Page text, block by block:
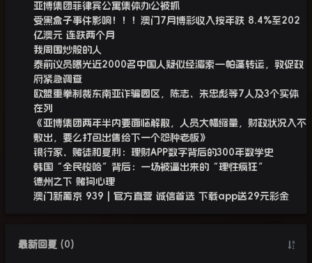
亚博集团菲律宾公寓集体办公被抓
受黑盒子事件影响！！！澳门7月博彩收入按年跌 8.4%至202
亿澳元 连跌两个月
我周围炒股的人
泰前议员曝光近2000名中国人疑似经湄索—帕蓬转运，敦促政
府紧急调查
欧盟重拳制裁东南亚诈骗园区，陈志、朱忠彪等7人及3个实体
在列
《亚博集团两年半内要面临解散，人员大幅缩量，财政状况入不
敷出，要么打包出售给下一个怨种老板》
银行家、赌徒和复利：理财APP数字背后的300年数学史
韩国“全民梭哈”背后：一场被逼出来的“理性疯狂”
德州之下 赌狗心理
澳门新葡京 939 | 官方直营 诚信首选 下载app送29元彩金
最新回复(0)